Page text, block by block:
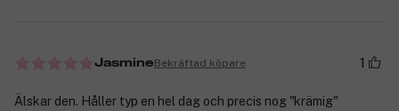
JasmineBekräftad köpare 1
Älskar den. Håller typ en hel dag och precis nog "krämig"